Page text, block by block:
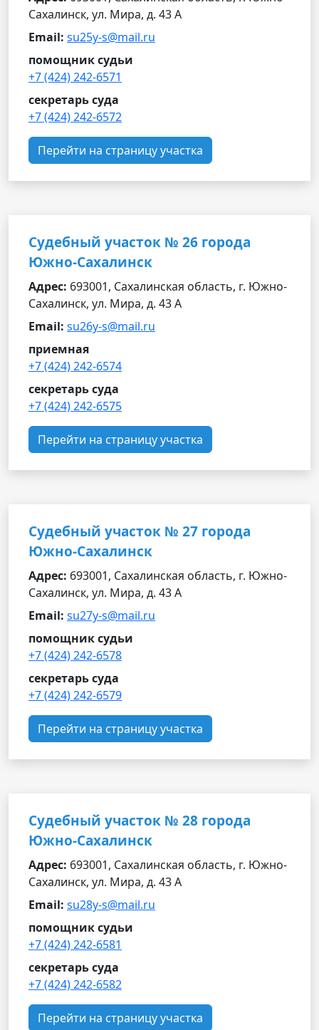
Сахалинск, ул. Мира, д. 43 А
Email: su25y-s@mail.ru
помощник судьи
+7 (424) 242-6571
секретарь суда
+7 (424) 242-6572
Перейти на страницу участка
Судебный участок № 26 города
Южно-Сахалинск
Адрес: 693001, Сахалинская область, г. Южно-
Сахалинск, ул. Мира, д. 43 А
Email: su26y-s@mail.ru
приемная
+7 (424) 242-6574
секретарь суда
+7 (424) 242-6575
Перейти на страницу участка
Судебный участок № 27 города
Южно-Сахалинск
Адрес: 693001, Сахалинская область, г. Южно-
Сахалинск, ул. Мира, д. 43 А
Email: su27y-s@mail.ru
помощник судьи
+7 (424) 242-6578
секретарь суда
+7 (424) 242-6579
Перейти на страницу участка
Судебный участок № 28 города
Южно-Сахалинск
Адрес: 693001, Сахалинская область, г. Южно-
Сахалинск, ул. Мира, д. 43 А
Email: su28y-s@mail.ru
помощник судьи
+7 (424) 242-6581
секретарь суда
+7 (424) 242-6582
Перейти на страницу участка